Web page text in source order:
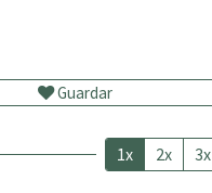
Guardar
1x 2x 3x